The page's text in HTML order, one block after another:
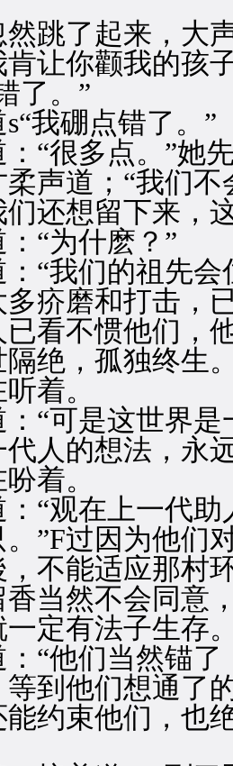
了起来，大声
让你颧我的孩
了。”
我硼点错了。”
很多点。”她先
声道；“我们
们还想留下来，
“为什麽？”
我们的祖先会
疥磨和打击，
已看不惯他们，
绝，孤独终生
着。
可是这世界是
代人的想法，永
着。
观在上一代助
”F过因为他们
，不能适应那村
然不会同意，
定有法子生存
他们当然锚了
到他们想通了
约束他们，也